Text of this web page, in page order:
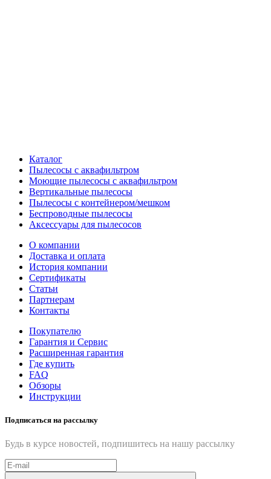
Каталог
Пылесосы с аквафильтром
Моющие пылесосы с аквафильтром
Вертикальные пылесосы
Пылесосы с контейнером/мешком
Беспроводные пылесосы
Аксессуары для пылесосов
О компании
Доставка и оплата
История компании
Сертификаты
Статьи
Партнерам
Контакты
Покупателю
Гарантия и Сервис
Расширенная гарантия
Где купить
FAQ
Обзоры
Инструкции
Подписаться на рассылку
Будь в курсе новостей, подпишитесь на нашу рассылку